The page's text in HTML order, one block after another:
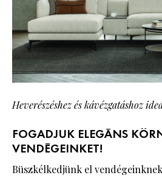
Heverészéshez és kávézgatáshoz
FOGADJUK ELEGÁNS
VENDÉGEINKET!
Büszkélkedjünk el